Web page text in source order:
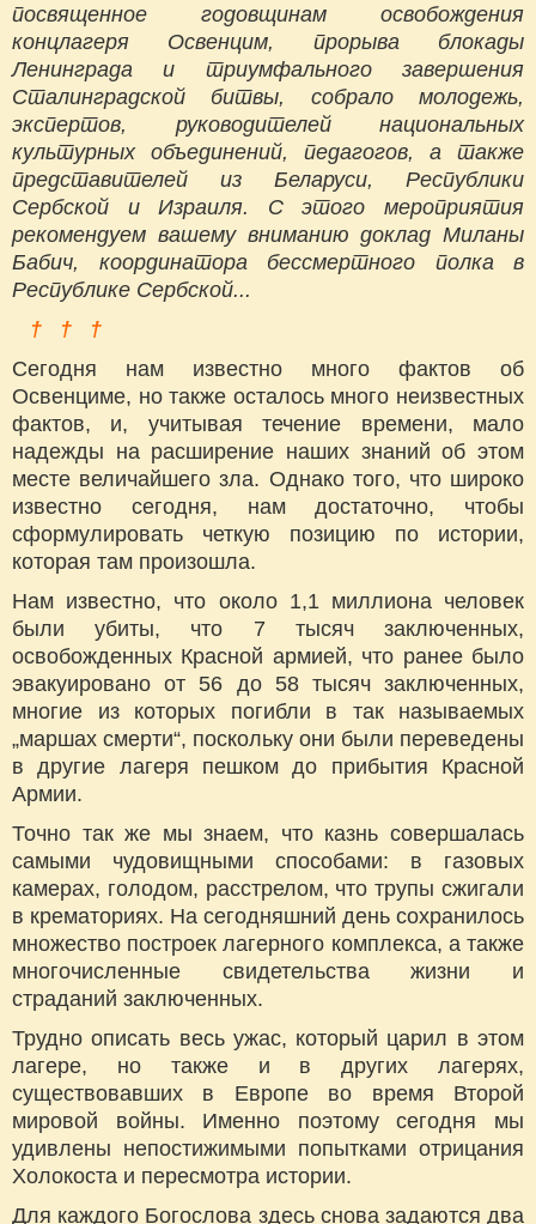
посвященное годовщинам освобождения
концлагеря Освенцим, прорыва блокады
Ленинграда и триумфального завершения
Сталинградской битвы, собрало молодежь,
экспертов, руководителей национальных
культурных объединений, педагогов, а также
представителей из Беларуси, Республики
Сербской и Израиля. С этого мероприятия
рекомендуем вашему вниманию доклад Миланы
Бабич, координатора бессмертного полка в
Республике Сербской...
† † †
Сегодня нам известно много фактов об
Освенциме, но также осталось много неизвестных
фактов, и, учитывая течение времени, мало
надежды на расширение наших знаний об этом
месте величайшего зла. Однако того, что широко
известно сегодня, нам достаточно, чтобы
сформулировать четкую позицию по истории,
которая там произошла.
Нам известно, что около 1,1 миллиона человек
были убиты, что 7 тысяч заключенных,
освобожденных Красной армией, что ранее было
эвакуировано от 56 до 58 тысяч заключенных,
многие из которых погибли в так называемых
„маршах смерти“, поскольку они были переведены
в другие лагеря пешком до прибытия Красной
Армии.
Точно так же мы знаем, что казнь совершалась
самыми чудовищными способами: в газовых
камерах, голодом, расстрелом, что трупы сжигали
в крематориях. На сегодняшний день сохранилось
множество построек лагерного комплекса, а также
многочисленные свидетельства жизни и
страданий заключенных.
Трудно описать весь ужас, который царил в этом
лагере, но также и в других лагерях,
существовавших в Европе во время Второй
мировой войны. Именно поэтому сегодня мы
удивлены непостижимыми попытками отрицания
Холокоста и пересмотра истории.
Для каждого Богослова здесь снова задаются два